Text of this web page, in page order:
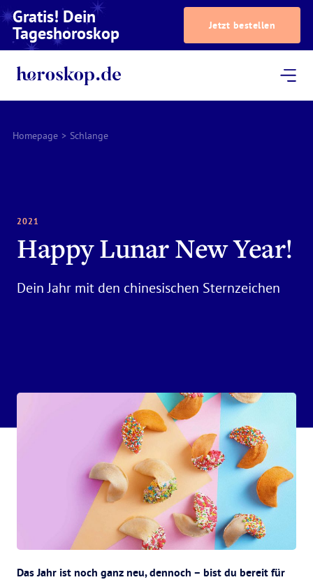
Gratis! Dein
Tageshoroskop Jetzt bestellen
Homepage > Schlange
2021
Happy Lunar New Year!
Dein Jahr mit den chinesischen Sternzeichen
Das Jahr ist noch ganz neu, dennoch – bist du bereit für